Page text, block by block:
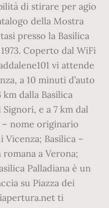
di stirare per agio
della Mostra
presso la Basilica
Coperto dal WiFi
vi attende
a 10 minuti d’auto
km dalla Basilica
Signori, e a 7 km dal
nome originario
Vicenza; Basilica –
a Verona;
Palladiana è un
su Piazza dei
ti